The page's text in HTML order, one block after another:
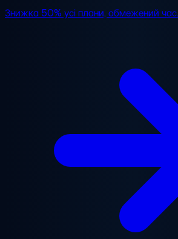
Знижка 50% усі плани, обмежений